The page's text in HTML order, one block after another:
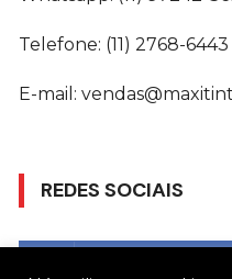
Telefone: (11) 2768-6443
E-mail:
REDES SOCIAIS